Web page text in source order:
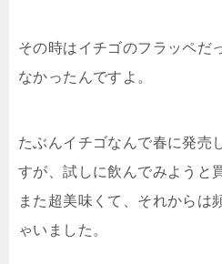
その時はイチゴのフラッペだ
なかったんですよ。
たぶんイチゴなんで春に発売
すが、試しに飲んでみようと
また超美味くて、それからは
ゃいました。